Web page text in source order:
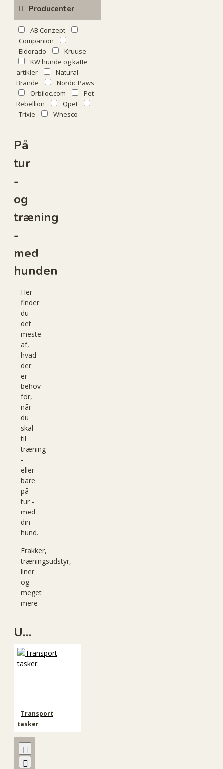
Producenter
AB Conzept
Companion
Eldorado
Kruuse
KW hunde og katte
artikler
Natural
Brande
Nordic Paws
Orbiloc.com
Pet
Rebellion
Qpet
Trixie
Whesco
På
tur
-
og
træning
-
med
hunden
Her
finder
du
det
meste
af,
hvad
der
er
behov
for,
når
du
skal
til
træning
-
eller
bare
på
tur -
med
din
hund.
Frakker,
træningsudstyr,
liner
og
meget
mere
Underliggende kategorier
Transport
tasker